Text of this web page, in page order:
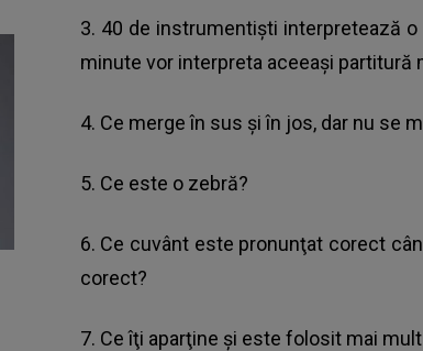
3. 40 de instrumentişti interpretează
minute vor interpreta aceeaşi
4. Ce merge în sus şi în jos, dar nu se
5. Ce este o zebră?
6. Ce cuvânt este pronunţat corect
corect?
7. Ce îţi aparţine şi este folosit mai